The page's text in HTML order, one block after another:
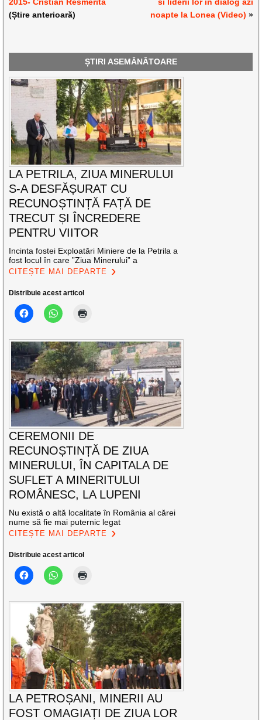
2015- Cristian Resmerita
(Știre anterioară)
si liderii lor in dialog azi
noapte la Lonea (Video) »
ȘTIRI ASEMĂNĂTOARE
LA PETRILA, ZIUA MINERULUI
S-A DESFĂȘURAT CU
RECUNOȘTINȚĂ FAȚĂ DE
TRECUT ȘI ÎNCREDERE
PENTRU VIITOR
Incinta fostei Exploatări Miniere de la Petrila a
fost locul în care ”Ziua Minerului” a
CITEȘTE MAI DEPARTE
Distribuie acest articol
CEREMONII DE
RECUNOȘTINȚĂ DE ZIUA
MINERULUI, ÎN CAPITALA DE
SUFLET A MINERITULUI
ROMÂNESC, LA LUPENI
Nu există o altă localitate în România al cărei
nume să fie mai puternic legat
CITEȘTE MAI DEPARTE
Distribuie acest articol
LA PETROȘANI, MINERII AU
FOST OMAGIAȚI DE ZIUA LOR